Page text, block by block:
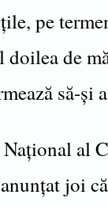
pe
doilea de
să-şi
al
joi